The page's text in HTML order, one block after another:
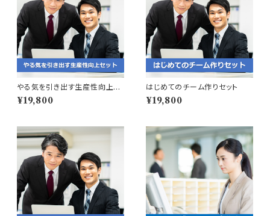
やる気を引き出す生産性向上セ
ット
¥19,800
はじめてのチーム作りセット
¥19,800